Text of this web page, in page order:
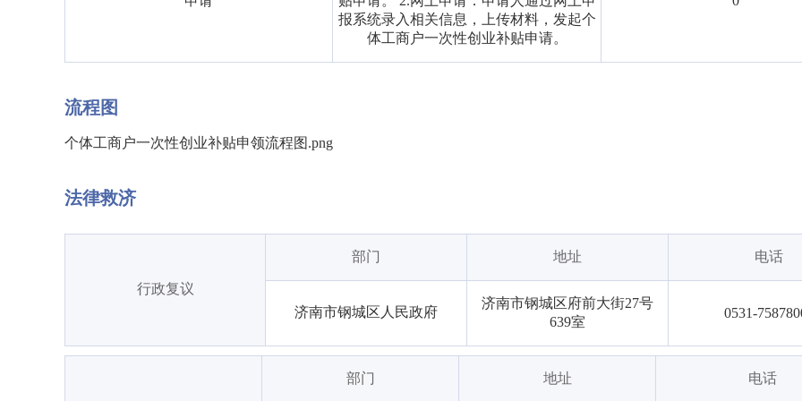
报系统录入相关信息，上传材料，发起个
体工商户一次性创业补贴申请。
流程图
个体工商户一次性创业补贴申领流程图.png
法律救济
行政复议
部门 地址 电话
济南市钢城区人民政府
济南市钢城区府前大街27号
639室
0531-
部门 地址 电话